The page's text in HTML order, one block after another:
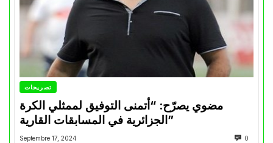
تصريحات
مضوي يصرّح: “أتمنى التوفيق لممثلي الكرة
الجزائرية في المسابقات القارية”
Septembre 17, 2024 0